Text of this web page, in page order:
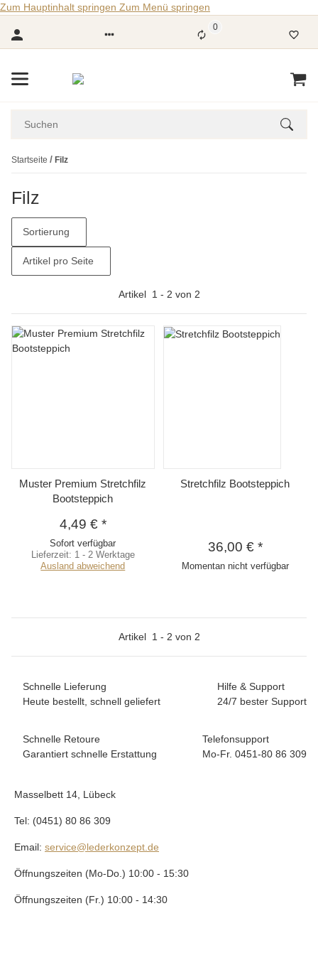
Zum Hauptinhalt springen Zum Menü springen
0
Startseite Filz
Filz
Sortierung
Artikel pro Seite
Artikel 1 - 2 von 2
Muster Premium Stretchfilz
Bootsteppich
4,49 € *
Sofort verfügbar
Lieferzeit: 1 - 2 Werktage
Ausland abweichend
Stretchfilz Bootsteppich
36,00 € *
Momentan nicht verfügbar
Artikel 1 - 2 von 2
Schnelle Lieferung
Heute bestellt, schnell geliefert
Hilfe & Support
24/7 bester Support
Schnelle Retoure
Garantiert schnelle Erstattung
Telefonsupport
Mo-Fr. 0451-80 86 309
Masselbett 14, Lübeck
Tel: (0451) 80 86 309
Email: service@lederkonzept.de
Öffnungszeiten (Mo-Do.) 10:00 - 15:30
Öffnungszeiten (Fr.) 10:00 - 14:30